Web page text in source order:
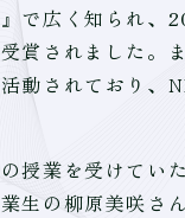
で広く知られ、
賞されました。
動されており、
授業を受けてい
生の柳原美咲さ